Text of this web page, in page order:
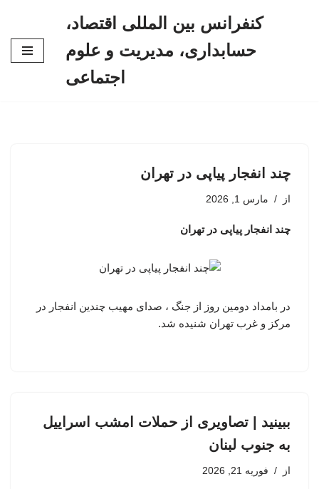
کنفرانس بین المللی اقتصاد،
حسابداری، مدیریت و علوم
اجتماعی
چند انفجار پیاپی در تهران
از مارس 1, 2026
چند انفجار پیاپی در تهران
در بامداد دومین روز از جنگ ، صدای مهیب چندین انفجار در
مرکز و غرب تهران شنیده شد.
ببینید | تصاویری از حملات امشب اسراییل
به جنوب لبنان
از فوریه 21, 2026